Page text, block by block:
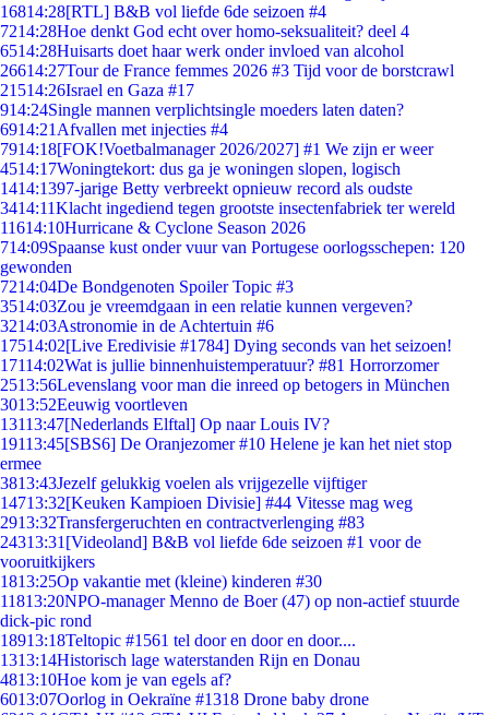
16814:28[RTL] B&B vol liefde 6de seizoen #4
7214:28Hoe denkt God echt over homo-seksualiteit? deel 4
6514:28Huisarts doet haar werk onder invloed van alcohol
26614:27Tour de France femmes 2026 #3 Tijd voor de borstcrawl
21514:26Israel en Gaza #17
914:24Single mannen verplichtsingle moeders laten daten?
6914:21 Afvallen met injecties #4
7914:18[FOK!Voetbalmanager 2026/2027] #1 We zijn er weer
4514:17Woningtekort: dus ga je woningen slopen, logisch
1414:1397-jarige Betty verbreekt opnieuw record als oudste
3414:11Klacht ingediend tegen grootste insectenfabriek ter wereld
11614:10Hurricane & Cyclone Season 2026
714:09Spaanse kust onder vuur van Portugese oorlogsschepen: 120
gewonden
7214:04De Bondgenoten Spoiler Topic #3
3514:03Zou je vreemdgaan in een relatie kunnen vergeven?
3214:03Astronomie in de Achtertuin #6
17514:02[Live Eredivisie #1784] Dying seconds van het seizoen!
17114:02Wat is jullie binnenhuistemperatuur? #81 Horrorzomer
2513:56Levenslang voor man die inreed op betogers in München
3013:52Eeuwig voortleven
13113:47[Nederlands Elftal] Op naar Louis IV?
19113:45[SBS6] De Oranjezomer #10 Helene je kan het niet stop
ermee
3813:43Jezelf gelukkig voelen als vrijgezelle vijftiger
14713:32[Keuken Kampioen Divisie] #44 Vitesse mag weg
2913:32Transfergeruchten en contractverlenging #83
24313:31 [Videoland] B&B vol liefde 6de seizoen #1 voor de
vooruitkijkers
1813:25Op vakantie met (kleine) kinderen #30
11813:20NPO-manager Menno de Boer (47) op non-actief stuurde
dick-pic rond
18913:18Teltopic #1561 tel door en door en door....
1313:14Historisch lage waterstanden Rijn en Donau
4813:10Hoe kom je van egels af?
6013:07Oorlog in Oekraïne #1318 Drone baby drone